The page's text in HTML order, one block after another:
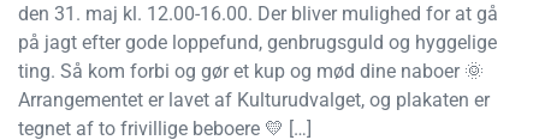
den 31. maj kl. 12.00-16.00. Der bliver mulighed for at gå
på jagt efter gode loppefund, genbrugsguld og hyggelige
ting. Så kom forbi og gør et kup og mød dine naboer 🌞
Arrangementet er lavet af Kulturudvalget, og plakaten er
tegnet af to frivillige beboere 💛 […]